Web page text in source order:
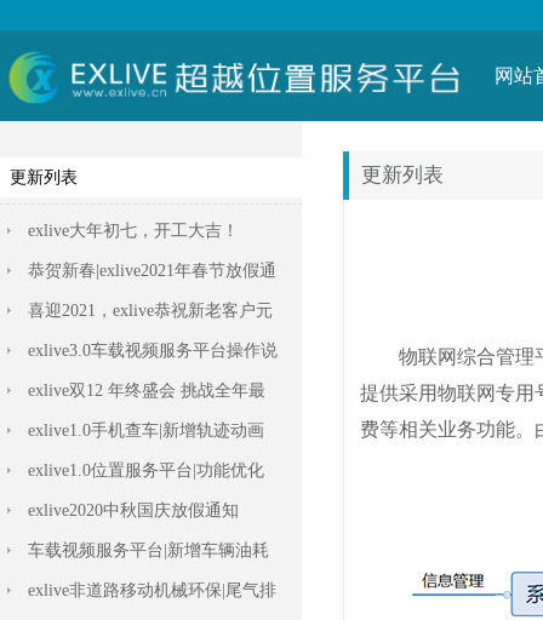
网站
更新列表
exlive大年初七，开工大吉！
恭贺新春|exlive2021年春节放假通
知
喜迎2021，exlive恭祝新老客户元
旦快乐！
exlive3.0车载视频服务平台操作说
明
exlive双12 年终盛会 挑战全年最
低价
exlive1.0手机查车|新增轨迹动画
播放功能
exlive1.0位置服务平台|功能优化
exlive2020中秋国庆放假通知
车载视频服务平台|新增车辆油耗
标定设置
exlive非道路移动机械环保|尾气排
更新列表